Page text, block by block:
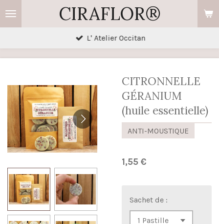
Passer
principal
CIRAFLOR®
L' Atelier Occitan
CITRONNELLE
GÉRANIUM
(huile essentielle)
ANTI-MOUSTIQUE
1,55 €
Sachet de :